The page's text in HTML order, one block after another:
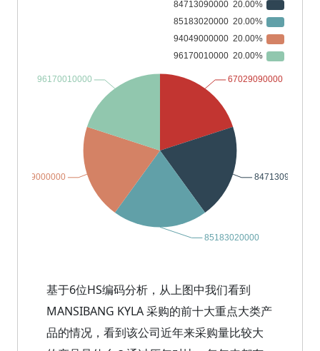
基于6位HS编码分析，从上图中我们看到
MANSIBANG KYLA 采购的前十大重点大类产
品的情况，看到该公司近年来采购量比较大